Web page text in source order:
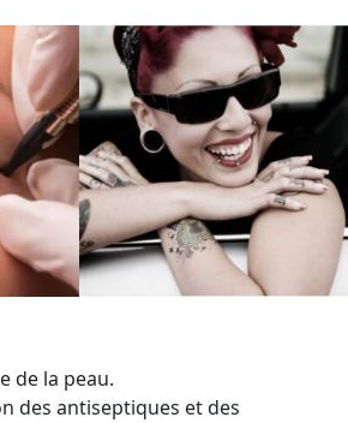
de la peau.
des antiseptiques et des